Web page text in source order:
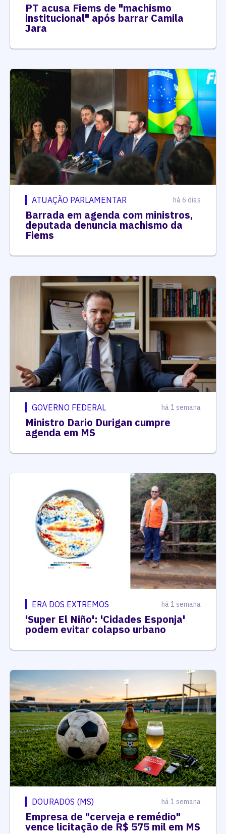
PT acusa Fiems de "machismo
institucional" após barrar Camila
Jara
ATUAÇÃO PARLAMENTAR há 6 dias
Barrada em agenda com ministros,
deputada denuncia machismo da
Fiems
GOVERNO FEDERAL há 1 semana
Ministro Dario Durigan cumpre
agenda em MS
ERA DOS EXTREMOS há 1 semana
'Super El Niño': 'Cidades Esponja'
podem evitar colapso urbano
DOURADOS (MS) há 1 semana
Empresa de "cerveja e remédio"
vence licitação de R$ 575 mil em MS